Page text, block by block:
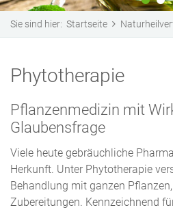
Sie sind hier: Startseite
Phytotherapie
Pflanzenmedizin mit
Glaubensfrage
Viele heute gebräuchliche
Herkunft. Unter Phytotherapie
Behandlung mit ganzen
Zubereitungen. Kennzeichnend